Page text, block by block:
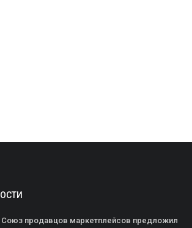
Союз продавцов маркетплейсов предложил